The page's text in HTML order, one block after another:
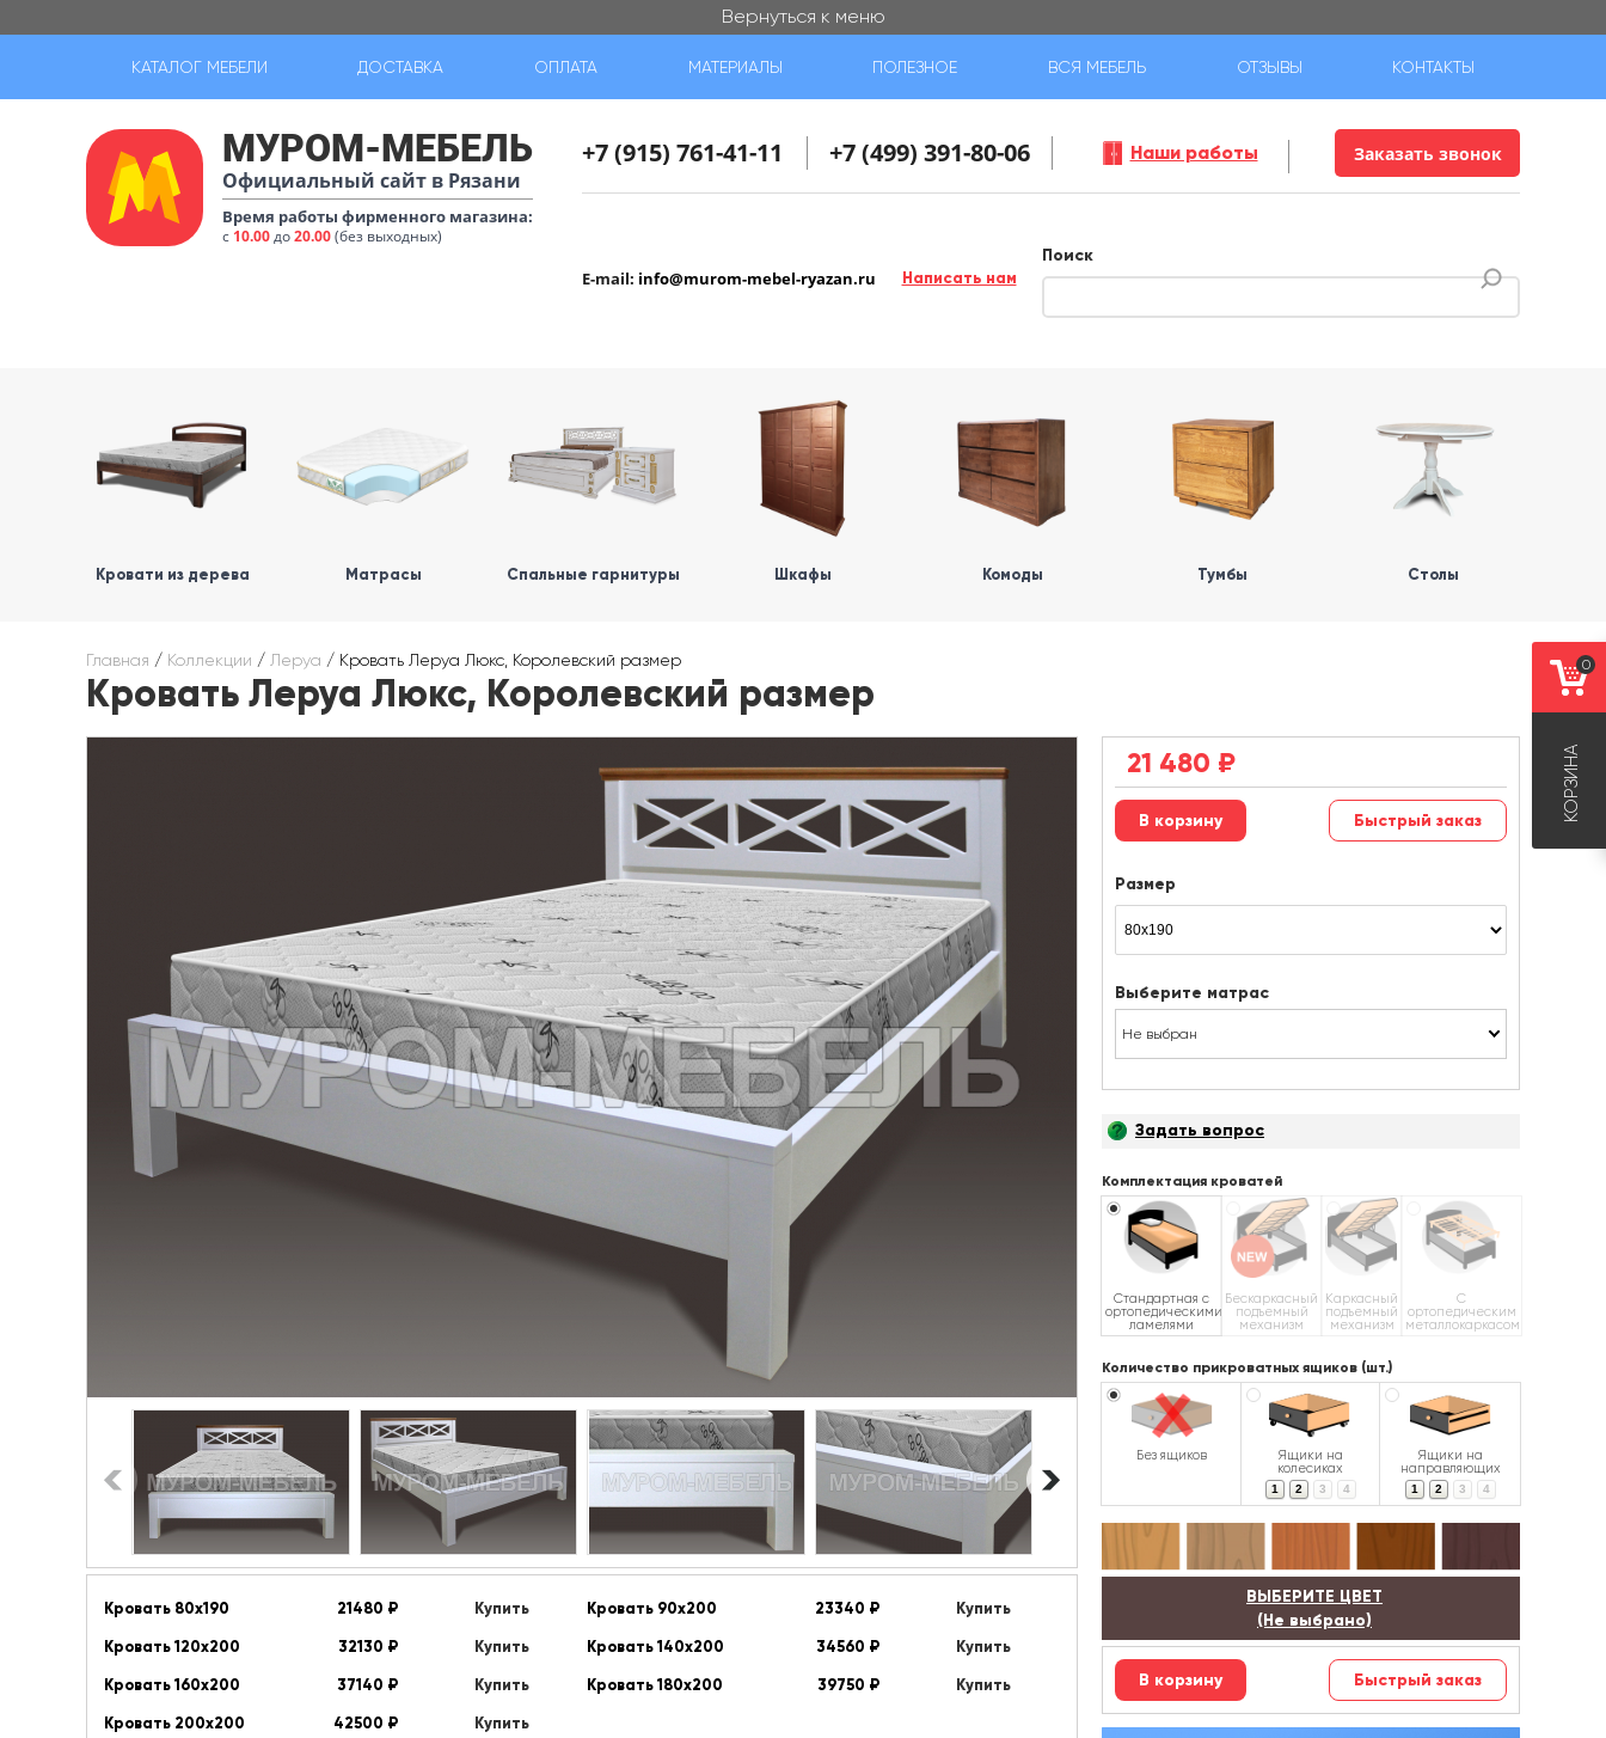
Вернуться к меню
КАТАЛОГ МЕБЕЛИ ДОСТАВКА ОПЛАТА МАТЕРИАЛЫ ПОЛЕЗНОЕ ВСЯ МЕБЕЛЬ ОТЗЫВЫ КОНТАКТЫ
МУРОМ-МЕБЕЛЬ
Официальный сайт в Рязани
Время работы фирменного магазина:
с 10.00до20.00(без выходных)
+7 (915) 761-41-11 +7 (499) 391-80-06 Наши работы Заказать звонок
E-mail: info@murom-mebel-ryazan.ru Написать нам
Поиск
Кровати из дерева Матрасы Спальные гарнитуры Шкафы Комоды Тумбы Столы
Главная / Коллекции / Леруа / Кровать Леруа Люкс, Королевский размер
Кровать Леруа Люкс, Королевский размер
Кровать 80х190 21480 ₽ Купить Кровать 90х200 23340 ₽
Купить
Кровать 120х200
32130 ₽ Купить Кровать 140х200 34560 ₽
Купить
Кровать 160х200
37140 ₽ Купить Кровать 180х200 39750 ₽
Купить
Кровать 200х200
42500 ₽ Купить
21 480 ₽
Быстрый заказ
Размер
Выберите матрас
Не выбран
Задать вопрос
Комплектация кроватей
Стандартная с
ортопедическими
ламелями
Бескаркасный
подъемный
механизм
Каркасный
подъемный
механизм
С
ортопедическим
металлокаркасом
Количество прикроватных ящиков (шт.)
Без ящиков
Ящики на
колесиках
1 2 3 4
Ящики на
направляющих
1 2 3 4
ВЫБЕРИТЕ ЦВЕТ
(Не выбрано)
Быстрый заказ
0
КОРЗИНА